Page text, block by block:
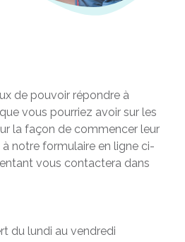
de pouvoir répondre à
vous pourriez avoir sur les
la façon de commencer leur
notre formulaire en ligne ci-
vous contactera dans
du lundi au vendredi